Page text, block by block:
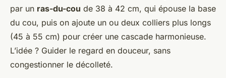
par un ras-du-cou de 38 à 42 cm, qui épouse la base
du cou, puis on ajoute un ou deux colliers plus longs
(45 à 55 cm) pour créer une cascade harmonieuse.
L’idée ? Guider le regard en douceur, sans
congestionner le décolleté.